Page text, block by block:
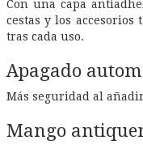
Con una capa
cestas y los
tras cada uso.
Apagado
Más seguridad al
Mango